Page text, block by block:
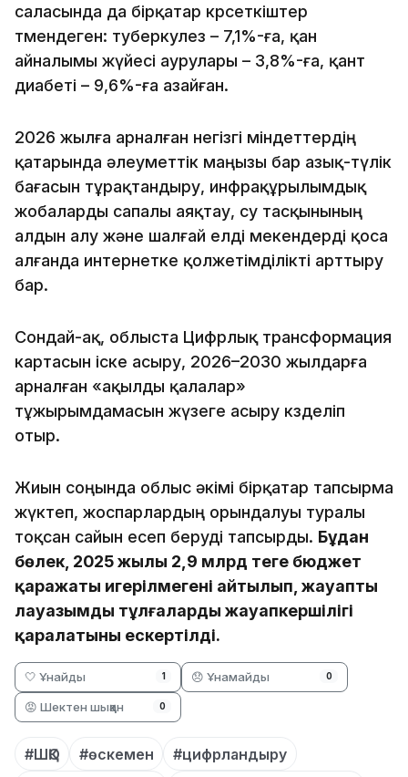
саласында да бірқатар көрсеткіштер
төмендеген: туберкулез – 7,1%-ға, қан
айналымы жүйесі аурулары – 3,8%-ға, қант
диабеті – 9,6%-ға азайған.
2026 жылға арналған негізгі міндеттердің
қатарында әлеуметтік маңызы бар азық-түлік
бағасын тұрақтандыру, инфрақұрылымдық
жобаларды сапалы аяқтау, су тасқынының
алдын алу және шалғай елді мекендерді қоса
алғанда интернетке қолжетімділікті арттыру
бар.
Сондай-ақ, облыста Цифрлық трансформация
картасын іске асыру, 2026–2030 жылдарға
арналған «ақылды қалалар»
тұжырымдамасын жүзеге асыру көзделіп
отыр.
Жиын соңында облыс әкімі бірқатар тапсырма
жүктеп, жоспарлардың орындалуы туралы
тоқсан сайын есеп беруді тапсырды. Бұдан
бөлек, 2025 жылы 2,9 млрд теңге бюджет
қаражаты игерілмегені айтылып, жауапты
лауазымды тұлғалардың жауапкершілігі
қаралатыны ескертілді.
🤍 Ұнайды 1 😞 Ұнамайды 0
😡 Шектен шыққан 0
#ШҚО #өскемен
#цифрландыру